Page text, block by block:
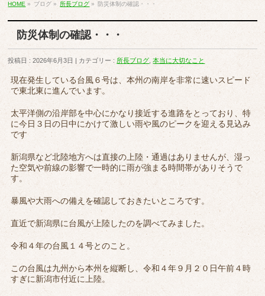
HOME » ブログ » 所長ブログ » 防災体制の確認・・・
防災体制の確認・・・
投稿日 : 2026年6月3日 カテゴリー : 所長ブログ ,本当に大切なこと
現在発生している台風６号は、本州の南岸を非常に速いスピード
で東北東に進んでいます。
太平洋側の沿岸部を中心にかなり接近する進路をとっており、特
に今日３日の日中にかけて激しい雨や風のピークを迎える見込み
です
新潟県など北陸地方へは直接の上陸・通過はありませんが、湿っ
た空気や前線の影響で一時的に雨が強まる時間帯がありそうで
す。
暴風や大雨への備えを確認しておきたいところです。
直近で新潟県に台風が上陸したのを調べてみました。
令和４年の台風１４号とのこと。
この台風は九州から本州を縦断し、令和４年９月２０日午前４時
すぎに新潟市付近に上陸。